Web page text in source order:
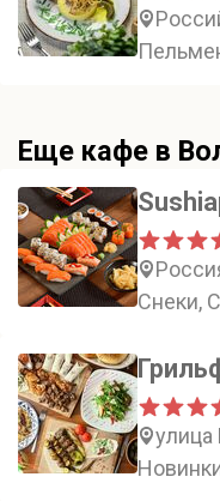
Еще кафе в
Снеки,